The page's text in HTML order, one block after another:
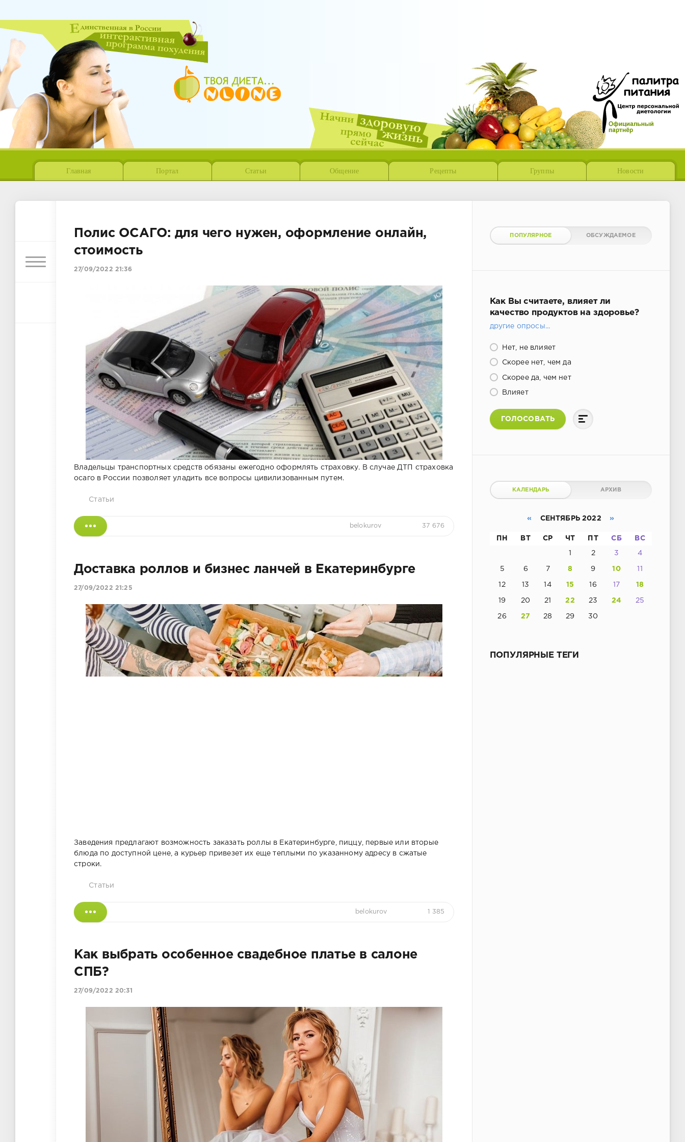
Журнал «Красота и Здоровье» — Информационный спонсор и партнёр
Главная Портал Статьи Общение Рецепты Группы Новости
Полис ОСАГО: для чего нужен, оформление онлайн,
стоимость
27/09/2022 21:36
Владельцы транспортных средств обязаны ежегодно оформлять страховку. В случае ДТП страховка
осаго в России позволяет уладить все вопросы цивилизованным путем.
Статьи
belokurov 37 676
Доставка роллов и бизнес ланчей в Екатеринбурге
27/09/2022 21:25
Заведения предлагают возможность заказать роллы в Екатеринбурге, пиццу, первые или вторые
блюда по доступной цене, а курьер привезет их еще теплыми по указанному адресу в сжатые
строки.
Статьи
belokurov 1 385
Как выбрать особенное свадебное платье в салоне
СПБ?
27/09/2022 20:31
ПОПУЛЯРНОЕ ОБСУЖДАЕМОЕ
Как Вы считаете, влияет ли
качество продуктов на здоровье?
другие опросы...
Нет, не влияет
Скорее нет, чем да
Скорее да, чем нет
Влияет
ГОЛОСОВАТЬ
КАЛЕНДАРЬ АРХИВ
« СЕНТЯБРЬ 2022 »
ПН ВТ СР ЧТ СБ ВС
2 3 4
5 6 7 8 9 10
12 13 14 15 16 17 18
19 20 21 22 23 24 25
26 27 28 29 30
ПОПУЛЯРНЫЕ ТЕГИ